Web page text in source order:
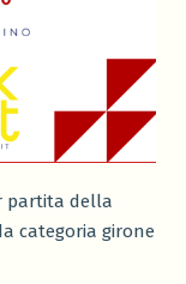
partita della
categoria girone